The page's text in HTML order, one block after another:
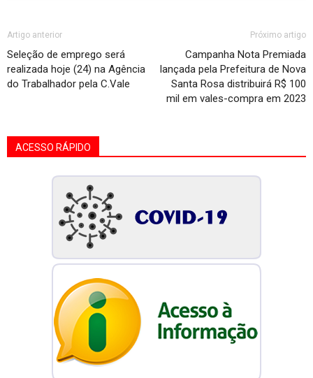
Artigo anterior
Seleção de emprego será
realizada hoje (24) na Agência
do Trabalhador pela C.Vale
Próximo artigo
Campanha Nota Premiada
lançada pela Prefeitura de Nova
Santa Rosa distribuirá R$ 100
mil em vales-compra em 2023
ACESSO RÁPIDO